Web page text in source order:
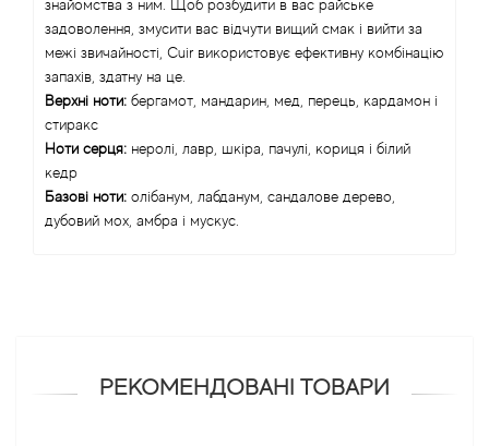
знайомства з ним. Щоб розбудити в вас райське
задоволення, змусити вас відчути вищий смак і вийти за
межі звичайності, Cuir використовує ефективну комбінацію
запахів, здатну на це.
Верхні ноти: бергамот, мандарин, мед, перець, кардамон і
стиракс
Ноти серця: неролі, лавр, шкіра, пачулі, кориця і білий
кедр
Базові ноти: олібанум, лабданум, сандалове дерево,
дубовий мох, амбра і мускус.
РЕКОМЕНДОВАНІ ТОВАРИ
Alexandre J
Alfred Dunhill
Alyson Oldoini
Alyssa Ashley
Amouroud